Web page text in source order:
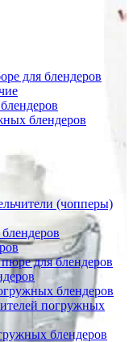
для блендеров
блендеров
(чопперы)
для блендеров
блендеров
погружных
блендеров